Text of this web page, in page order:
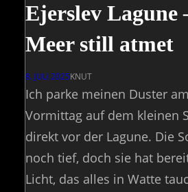
Ejerslev Lagune
Meer still atmet
8. JULI 2025KNUT
Ich parke meinen Duster
Vormittag auf dem kleinen
direkt vor der Lagune. Die
noch tief, doch sie hat
Licht, das alles in Watte